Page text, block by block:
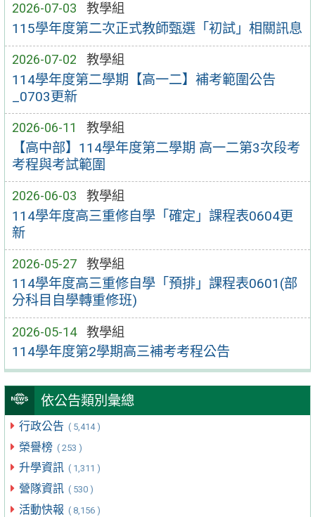
2026-07-03 教學組
115學年度第二次正式教師甄選「初試」相關訊息
2026-07-02 教學組
114學年度第二學期【高一二】補考範圍公告
_0703更新
2026-06-11 教學組
【高中部】114學年度第二學期 高一二第3次段考
考程與考試範圍
2026-06-03 教學組
114學年度高三重修自學「確定」課程表0604更
新
2026-05-27 教學組
114學年度高三重修自學「預排」課程表0601(部
分科目自學轉重修班)
2026-05-14 教學組
114學年度第2學期高三補考考程公告
依公告類別彙總
行政公告 ( 5,414 )
榮譽榜 ( 253 )
升學資訊 ( 1,311 )
營隊資訊 ( 530 )
活動快報 ( 8,156 )